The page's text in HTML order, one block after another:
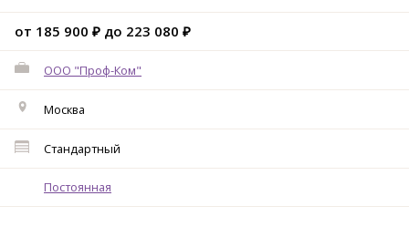
от 185 900 ₽ до 223 080 ₽
ООО "Проф-Ком"
Москва
Стандартный
Постоянная